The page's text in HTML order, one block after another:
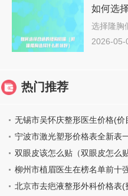
如何选
择什么
选择隆胸
2026-05-
热门推荐
无锡市吴怀庆整形医生价格(
宁波市激光塑形价格表全新表
行情
双眼皮该怎么贴（双眼皮怎么
柳州市植眉医生在榜名单前十
形医生
北京市去疤液整形外科价格表